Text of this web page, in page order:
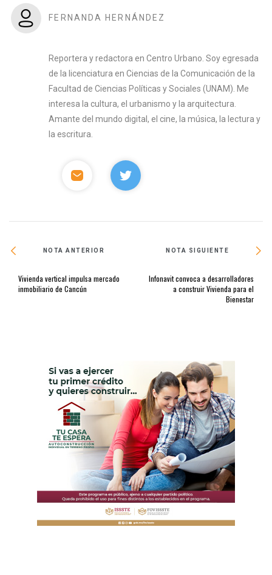
FERNANDA HERNÁNDEZ
Reportera y redactora en Centro Urbano. Soy egresada
de la licenciatura en Ciencias de la Comunicación de la
Facultad de Ciencias Políticas y Sociales (UNAM). Me
interesa la cultura, el urbanismo y la arquitectura.
Amante del mundo digital, el cine, la música, la lectura y
la escritura.
NOTA ANTERIOR
Vivienda vertical impulsa mercado
inmobiliario de Cancún
NOTA SIGUIENTE
Infonavit convoca a desarrolladores
a construir Vivienda para el
Bienestar